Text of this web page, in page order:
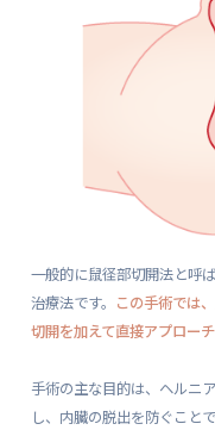
一般的に鼠径部切開法と呼
治療法です。 この手術では
切開を加えて直接アプローチ
手術の主な目的は、ヘルニ
し、内臓の脱出を防ぐこと